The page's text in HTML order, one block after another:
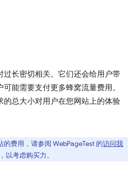
过长密切相关。它们还会给用户带
能需要支付更多蜂窝流量费用。
的总大小对用户在您网站上的体验
的费用，请参阅 WebPageTest 的访问我
以考虑购买力。